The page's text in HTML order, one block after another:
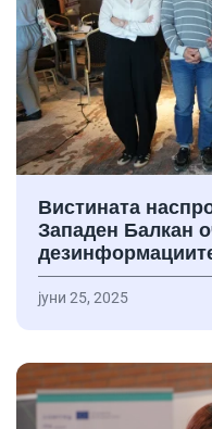
Вистината
Западен Балкан
јуни 25, 2025